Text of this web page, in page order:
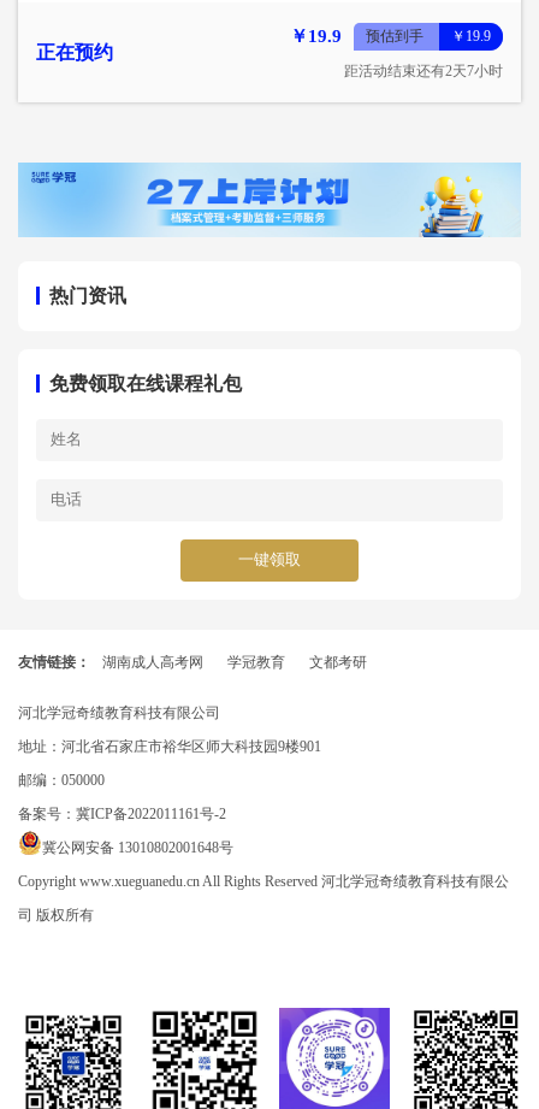
正在预约
￥19.9 预估到手 ￥19.9
距活动结束还有2天7小时
热门资讯
免费领取在线课程礼包
一键领取
友情链接： 湖南成人高考网 学冠教育 文都考研
河北学冠奇绩教育科技有限公司
地址：河北省石家庄市裕华区师大科技园9楼901
邮编：050000
备案号： 冀ICP备2022011161号-2
冀公网安备 13010802001648号
Copyright www.xueguanedu.cn All Rights Reserved 河北学冠奇绩教育科技有限公
司 版权所有